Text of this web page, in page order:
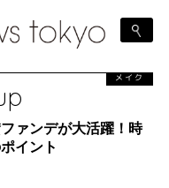
メイク
ァンデが大活躍！時
イント